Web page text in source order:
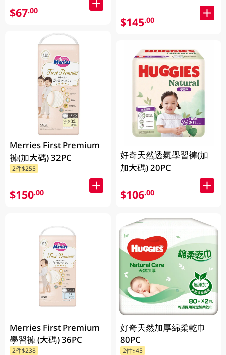
$67.00
Merries First Premium
褲(加大碼) 32PC
2件$255
$150.00
Merries First Premium
學習褲 (大碼) 36PC
2件$238
$145.00
好奇天然透氣學習褲(加
加大碼) 20PC
$106.00
好奇天然加厚綿柔乾巾
80PC
2件$45